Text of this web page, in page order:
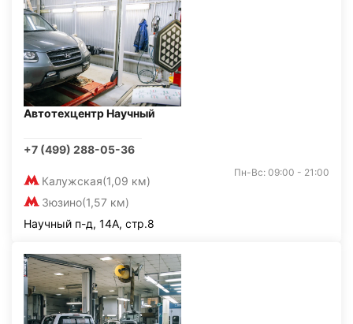
Автотехцентр Научный
+7 (499) 288-05-36
Калужская(1,09 км)
Зюзино(1,57 км)
Пн-Вс: 09:00 - 21:00
Научный п-д, 14А, стр.8